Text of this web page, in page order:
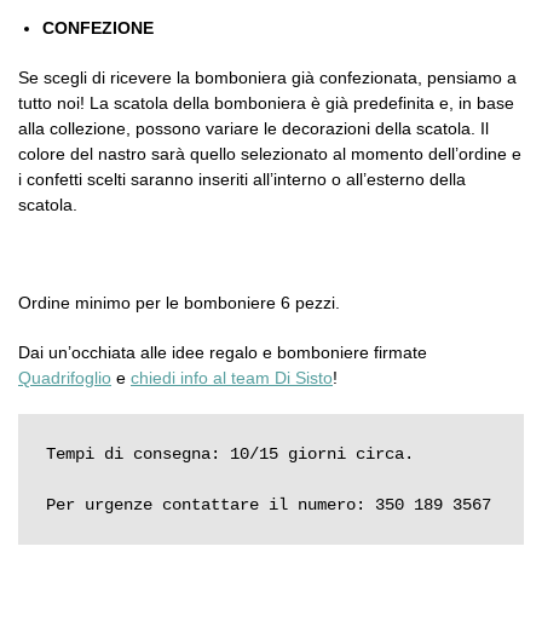
CONFEZIONE
Se scegli di ricevere la bomboniera già confezionata, pensiamo a
tutto noi! La scatola della bomboniera è già predefinita e, in base
alla collezione, possono variare le decorazioni della scatola. Il
colore del nastro sarà quello selezionato al momento dell’ordine e
i confetti scelti saranno inseriti all’interno o all’esterno della
scatola.
Ordine minimo per le bomboniere 6 pezzi.
Dai un’occhiata alle idee regalo e bomboniere firmate
Quadrifoglio e chiedi info al team Di Sisto!
Tempi di consegna: 10/15 giorni circa.
Per urgenze contattare il numero: 350 189 3567